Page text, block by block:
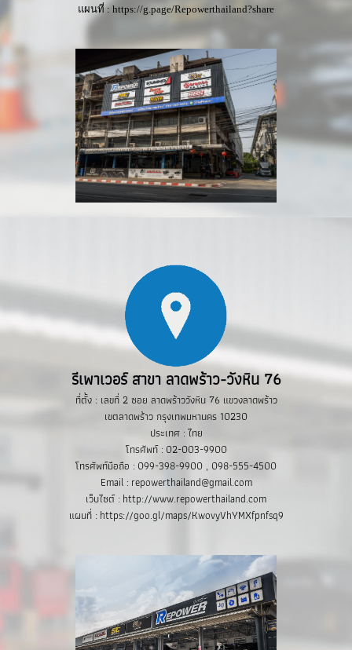
แผนที่ : https://g.page/Repowerthailand?share
รีเพาเวอร์ สาขา ลาดพร้าว-วังหิน 76
ที่ตั้ง : เลขที่ 2 ซอย ลาดพร้าววังหิน 76 แขวงลาดพร้าว
เขตลาดพร้าว กรุงเทพมหานคร 10230
ประเทศ : ไทย
โทรศัพท์ : 02-003-9900
โทรศัพท์มือถือ : 099-398-9900 , 098-555-4500
Email : repowerthailand@gmail.com
เว็บไซต์ : http://www.repowerthailand.com
แผนที่ : https://goo.gl/maps/KwovyVhYMXfpnfsq9